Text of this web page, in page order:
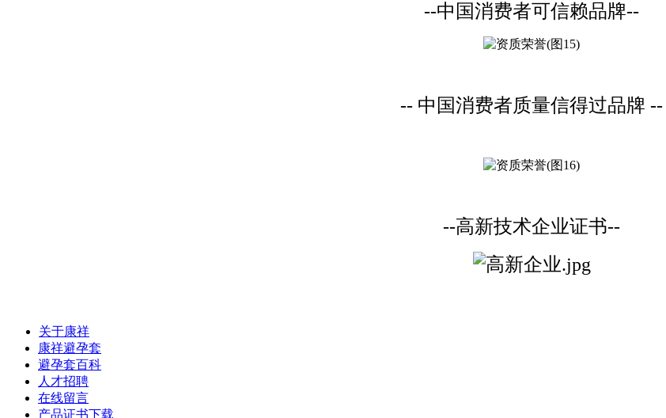
--中国消费者可信赖品牌--
-- 中国消费者质量信得过品牌 --
--高新技术企业证书--
关于康祥
康祥避孕套
避孕套百科
人才招聘
在线留言
产品证书下载